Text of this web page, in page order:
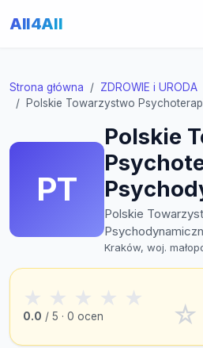
All4All
Strona główna ZDROWIE i URODA
Polskie Towarzystwo
PT
Polskie
Polskie
Kraków, woj.
★ ★ ★ ★ ★
0.0 / 5 · 0 ocen ☆